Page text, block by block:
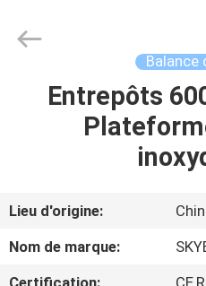
PRODUITS
VIDÉOS
Co.,Limited.
Balance
Entrepôts
Lieu d'origine:
Nom de marque: